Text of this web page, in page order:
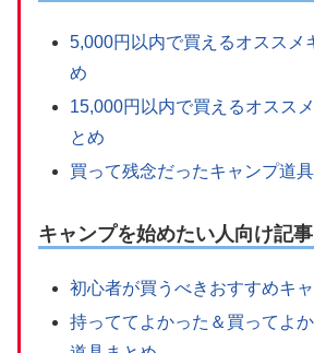
5,000円以内で買えるオススメ
め
15,000円以内で買えるオスス
とめ
買って残念だったキャンプ道
キャンプを始めたい人向け記事
初心者が買うべきおすすめキ
持っててよかった＆買ってよ